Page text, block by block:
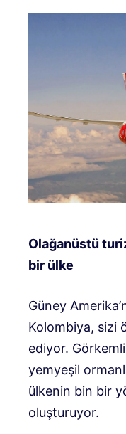
Olağanüstü
bir ülke
Güney
Kolombiya, sizi
ediyor.
yemyeşil
ülkenin bin bir
oluşturuyor.